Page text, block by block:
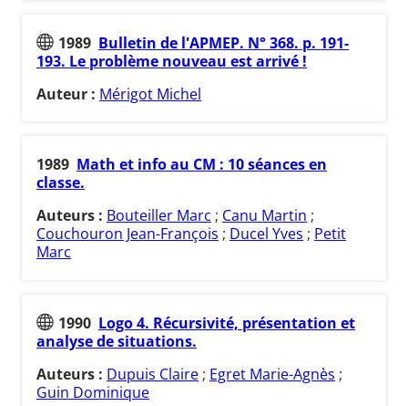
1989 Bulletin de l'APMEP. N° 368. p. 191-
193. Le problème nouveau est arrivé !
Auteur : Mérigot Michel
1989 Math et info au CM : 10 séances en
classe.
Auteurs : Bouteiller Marc ; Canu Martin ;
Couchouron Jean-François ; Ducel Yves ; Petit
Marc
1990 Logo 4. Récursivité, présentation et
analyse de situations.
Auteurs : Dupuis Claire ; Egret Marie-Agnès ;
Guin Dominique